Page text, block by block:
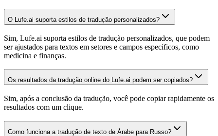
O Lufe.ai suporta estilos de tradução personalizados?
Sim, Lufe.ai suporta estilos de tradução personalizados, que podem
ser ajustados para textos em setores e campos específicos, como
medicina e finanças.
Os resultados da tradução online do Lufe.ai podem ser copiados?
Sim, após a conclusão da tradução, você pode copiar rapidamente os
resultados com um clique.
Como funciona a tradução de texto de Árabe para Russo?